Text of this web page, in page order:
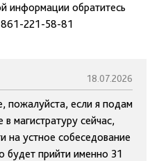
информации обратитесь
221-58-81
18.07.2026
пожалуйста, если я подам
магистратуру сейчас,
на устное собеседование
будет прийти именно 31